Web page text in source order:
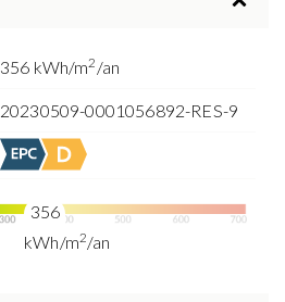
356 kWh/m2 /an
20230509-0001056892-RES-9
356
kWh/m2/an